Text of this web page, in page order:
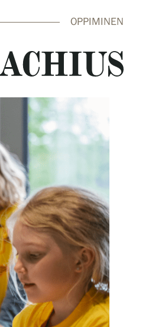
OPPIMINEN
close